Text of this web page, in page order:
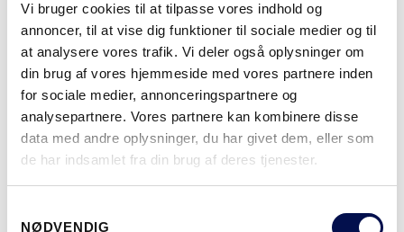
Vi bruger cookies til at tilpasse vores indhold og
annoncer, til at vise dig funktioner til sociale medier og til
at analysere vores trafik. Vi deler også oplysninger om
din brug af vores hjemmeside med vores partnere inden
for sociale medier, annonceringspartnere og
analysepartnere. Vores partnere kan kombinere disse
data med andre oplysninger, du har givet dem, eller som
de har indsamlet fra din brug af deres tjenester.
NØDVENDIG
MERE
MODULSTØRRELSER
HVOR KAN DET KØBES